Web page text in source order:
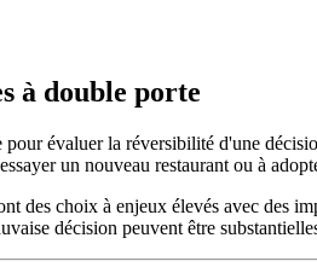
à double porte
évaluer la réversibilité d'une
un nouveau restaurant ou à
des choix à enjeux élevés avec des
décision peuvent être